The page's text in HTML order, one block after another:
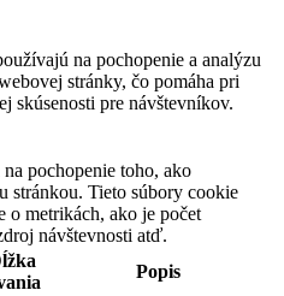
na pochopenie a analýzu
stránky, čo pomáha pri
skúsenosti pre návštevníkov.
pochopenie toho, ako
stránkou. Tieto súbory cookie
o metrikách, ako je počet
návštevnosti atď.
Popis